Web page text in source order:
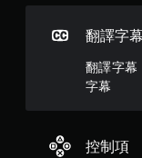
翻譯字
翻譯字幕
字幕
控制項
情
下
遊
玩